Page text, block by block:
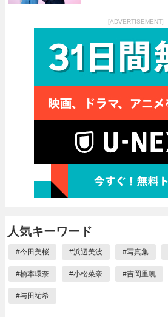
[ADVERTISEMENT]
人気キーワード
#今田美桜 #浜辺美波 #写真集
#橋本環奈 #小松菜奈 #吉岡里帆
#与田祐希